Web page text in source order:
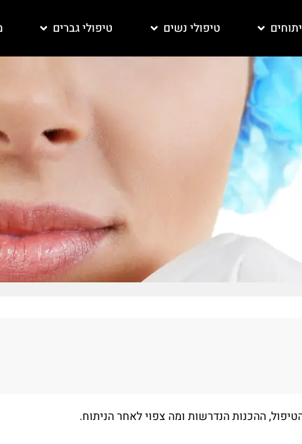
טיפולי נשים טיפולי גברים
ההכנות הנדרשות ומה צפוי לאחר הניתוח.